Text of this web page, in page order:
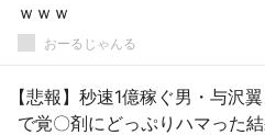
ｗｗｗ
おーるじゃんる
【悲報】秒速1億稼ぐ男・与沢
で覚〇剤にどっぷりハマった